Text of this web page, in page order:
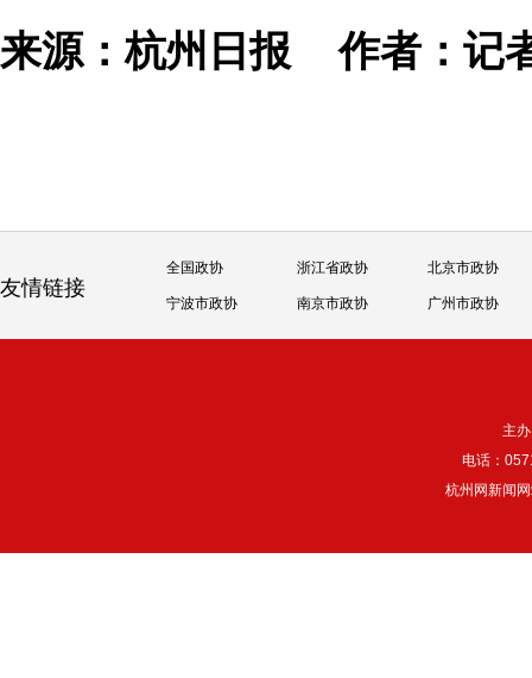
来源：杭州日报作者：记
友情链接
全国政协 浙江省政协 北京市政协
宁波市政协 南京市政协 广州市政协
主
电话：
杭州网新闻